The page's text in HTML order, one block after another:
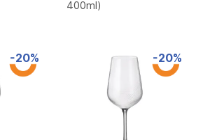
400ml)
-20% -20%